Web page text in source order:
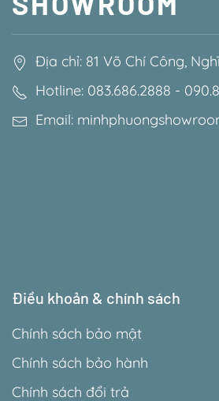
Địa chỉ: 81 Võ Chí Công,
Hotline: 083.686.2888 -
Email:
Điều khoản & chính sách
Chính sách bảo mật
Chính sách bảo hành
Chính sách đổi trả